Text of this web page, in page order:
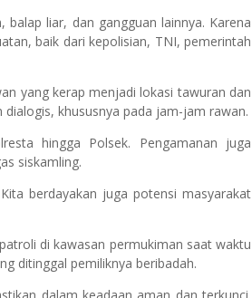
liar, dan gangguan lainnya. Karena
baik dari kepolisian, TNI, pemerintah
yang kerap menjadi lokasi tawuran dan
khususnya pada jam-jam rawan.
hingga Polsek. Pengamanan juga
siskamling.
berdayakan juga potensi masyarakat
di kawasan permukiman saat waktu
ditinggal pemiliknya beribadah.